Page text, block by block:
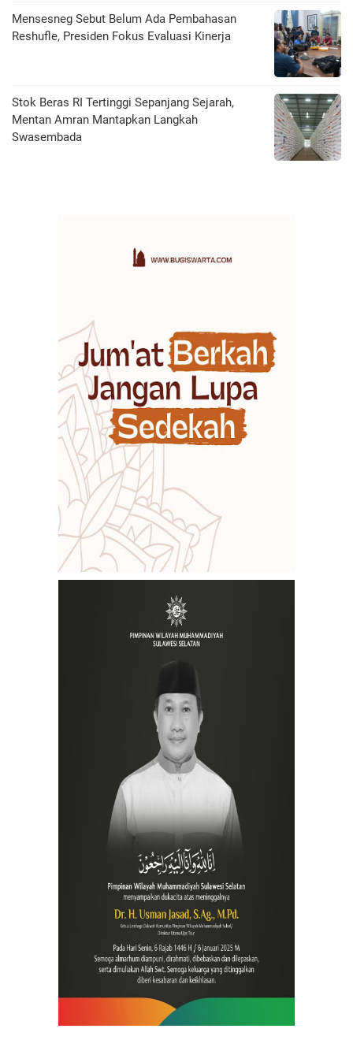
Mensesneg Sebut Belum Ada Pembahasan
Reshufle, Presiden Fokus Evaluasi Kinerja
Stok Beras RI Tertinggi Sepanjang Sejarah,
Mentan Amran Mantapkan Langkah
Swasembada